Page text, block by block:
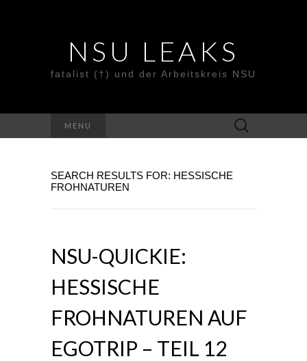
NSU LEAKS
fatalist (†) und der Arbeitskreis NSU
MENU
Suche
nach:
SEARCH RESULTS FOR: HESSISCHE
FROHNATUREN
NSU-QUICKIE:
HESSISCHE
FROHNATUREN AUF
EGOTRIP – TEIL 12